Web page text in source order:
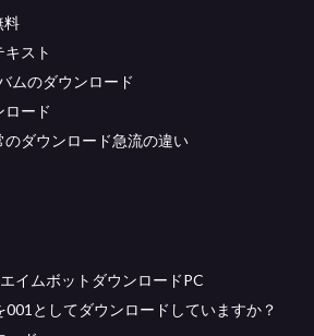
料
スト
ムのダウンロード
ロード
ダウンロード急流の違い
イムボットダウンロードPC
001としてダウンロードしていますか？